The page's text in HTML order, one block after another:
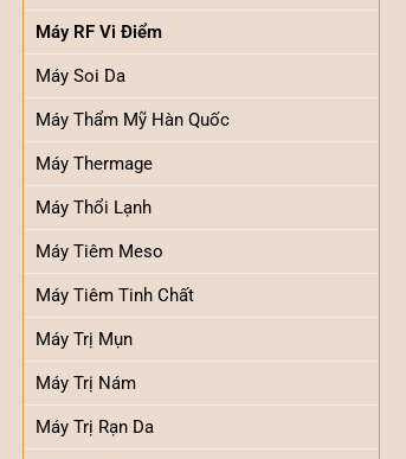
Máy RF Vi Điểm
Máy Soi Da
Máy Thẩm Mỹ Hàn Quốc
Máy Thermage
Máy Thổi Lạnh
Máy Tiêm Meso
Máy Tiêm Tinh Chất
Máy Trị Mụn
Máy Trị Nám
Máy Trị Rạn Da